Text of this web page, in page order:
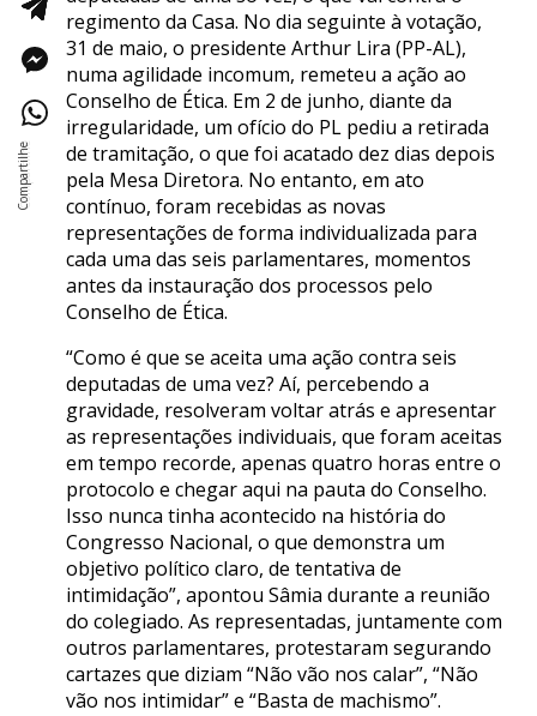
regimento da Casa. No dia seguinte à votação,
31 de maio, o presidente Arthur Lira (PP-AL),
numa agilidade incomum, remeteu a ação ao
Conselho de Ética. Em 2 de junho, diante da
irregularidade, um ofício do PL pediu a retirada
de tramitação, o que foi acatado dez dias depois
pela Mesa Diretora. No entanto, em ato
contínuo, foram recebidas as novas
representações de forma individualizada para
cada uma das seis parlamentares, momentos
antes da instauração dos processos pelo
Conselho de Ética.
“Como é que se aceita uma ação contra seis
deputadas de uma vez? Aí, percebendo a
gravidade, resolveram voltar atrás e apresentar
as representações individuais, que foram aceitas
em tempo recorde, apenas quatro horas entre o
protocolo e chegar aqui na pauta do Conselho.
Isso nunca tinha acontecido na história do
Congresso Nacional, o que demonstra um
objetivo político claro, de tentativa de
intimidação”, apontou Sâmia durante a reunião
do colegiado. As representadas, juntamente com
outros parlamentares, protestaram segurando
cartazes que diziam “Não vão nos calar”, “Não
vão nos intimidar” e “Basta de machismo”.